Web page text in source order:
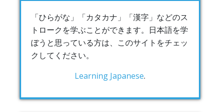
「ひらがな」「カタカナ」「漢字」などのス
トロークを学ぶことができます。日本語を学
ぼうと思っている方は、このサイトをチェッ
クしてください。
Learning Japanese.